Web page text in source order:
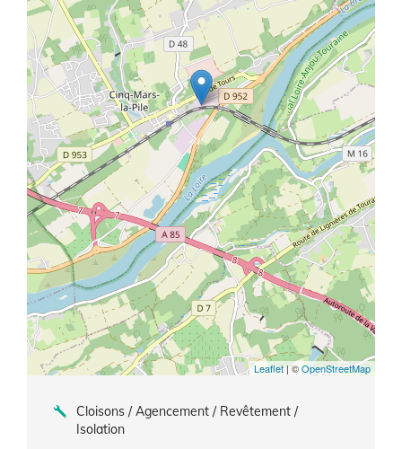
Leaflet | ©OpenStreetMap
Cloisons / Agencement / Revêtement /
Isolation